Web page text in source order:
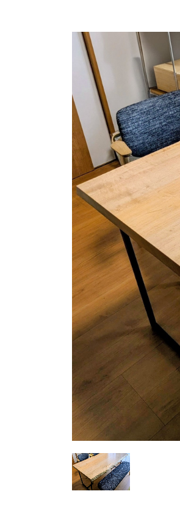
ATELIER MOKUBAの一枚板×異素材
特別なダイニングチェア
一枚板用のテーブル脚
樹種紹介
コーディネート集
メンテナンス方法